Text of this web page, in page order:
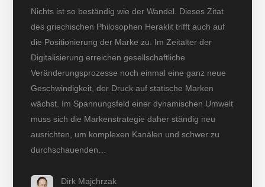
Nichts ist so beständig wie der Wandel. Dieses Zitat
des griechischen Philosophen Heraklit trifft auch auf
die Positionierung der Marke zu. Im Zeitalter der
Digitalisierung erreichen gesellschaftliche
Veränderungsprozesse noch einmal eine ganz neue
Geschwindigkeit, der Druck auf statische Marken
wächst. Im Spannungsfeld einer dynamischen Umwelt
muss sich die Markenstrategie daher ständig neu
ausrichten, um komplexen Kanälen und schwer zu
durchschauenden…
Dirk Majchrzak